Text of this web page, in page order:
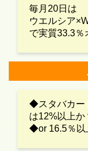
毎月20日は
ウエルシア
で実質33.3％
◆スタバカー
は12%以上か
◆or 16.5％以